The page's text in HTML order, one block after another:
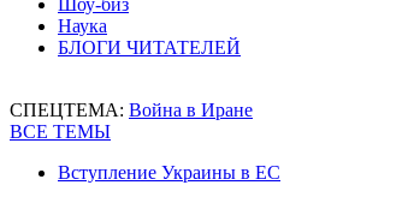
Шоу-биз
Наука
БЛОГИ ЧИТАТЕЛЕЙ
СПЕЦТЕМА: Война в Иране
ВСЕ ТЕМЫ
Вступление Украины в ЕС